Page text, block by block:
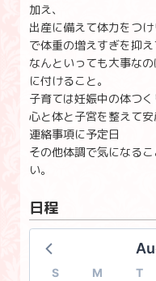
加え、
出産に備えて体力をつ
で体重の増えすぎを抑え
なんといっても大事な
に付けること。
子育ては妊娠中の体つく
心と体と子宮を整えて安
連絡事項に予定日
その他体調で気になる
い。
日程
S M T